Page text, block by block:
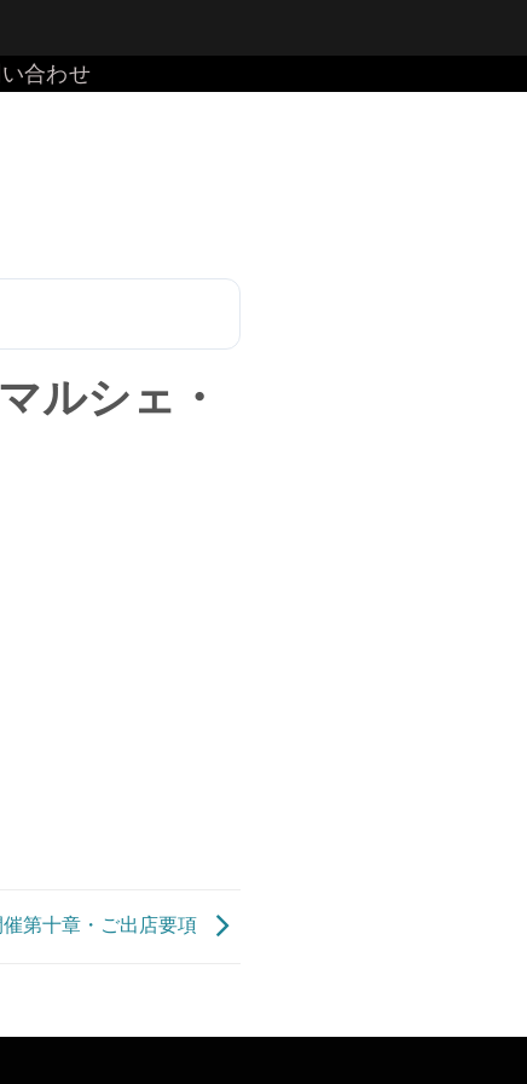
合わせ
ルシェ・
催第十章・ご出店要項